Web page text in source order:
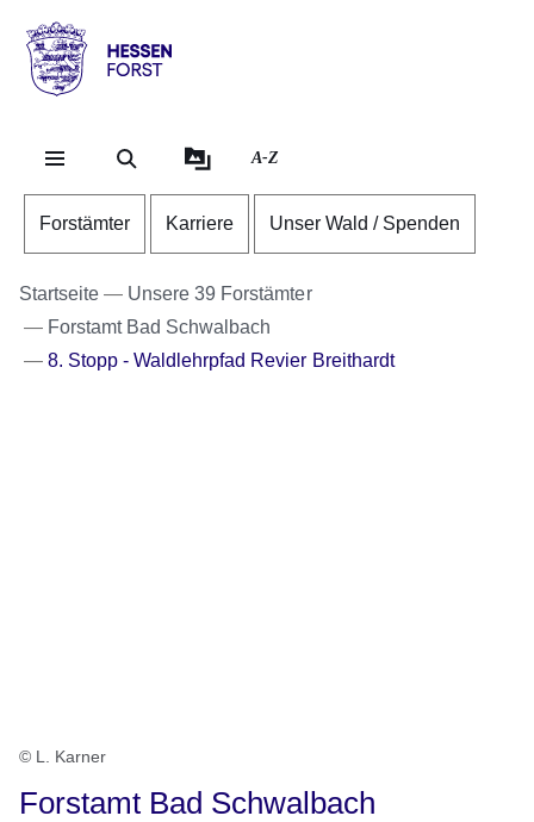
Hessen
Forst
A-Z
Forstämter Karriere Unser Wald / Spenden
Startseite
Unsere 39 Forstämter
Forstamt Bad Schwalbach
8. Stopp - Waldlehrpfad Revier Breithardt
© L. Karner
Forstamt Bad Schwalbach